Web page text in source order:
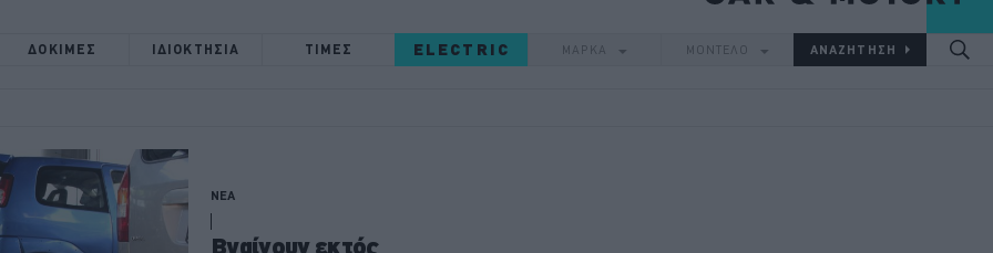
ΔΟΚΙΜΕΣ ΙΔΙΟΚΤΗΣΙΑ ΤΙΜΕΣ ELECTRIC ΜΑΡΚΑ ΜΟΝΤΕΛΟ
ΝΕΑ
Βγαίνουν εκτός